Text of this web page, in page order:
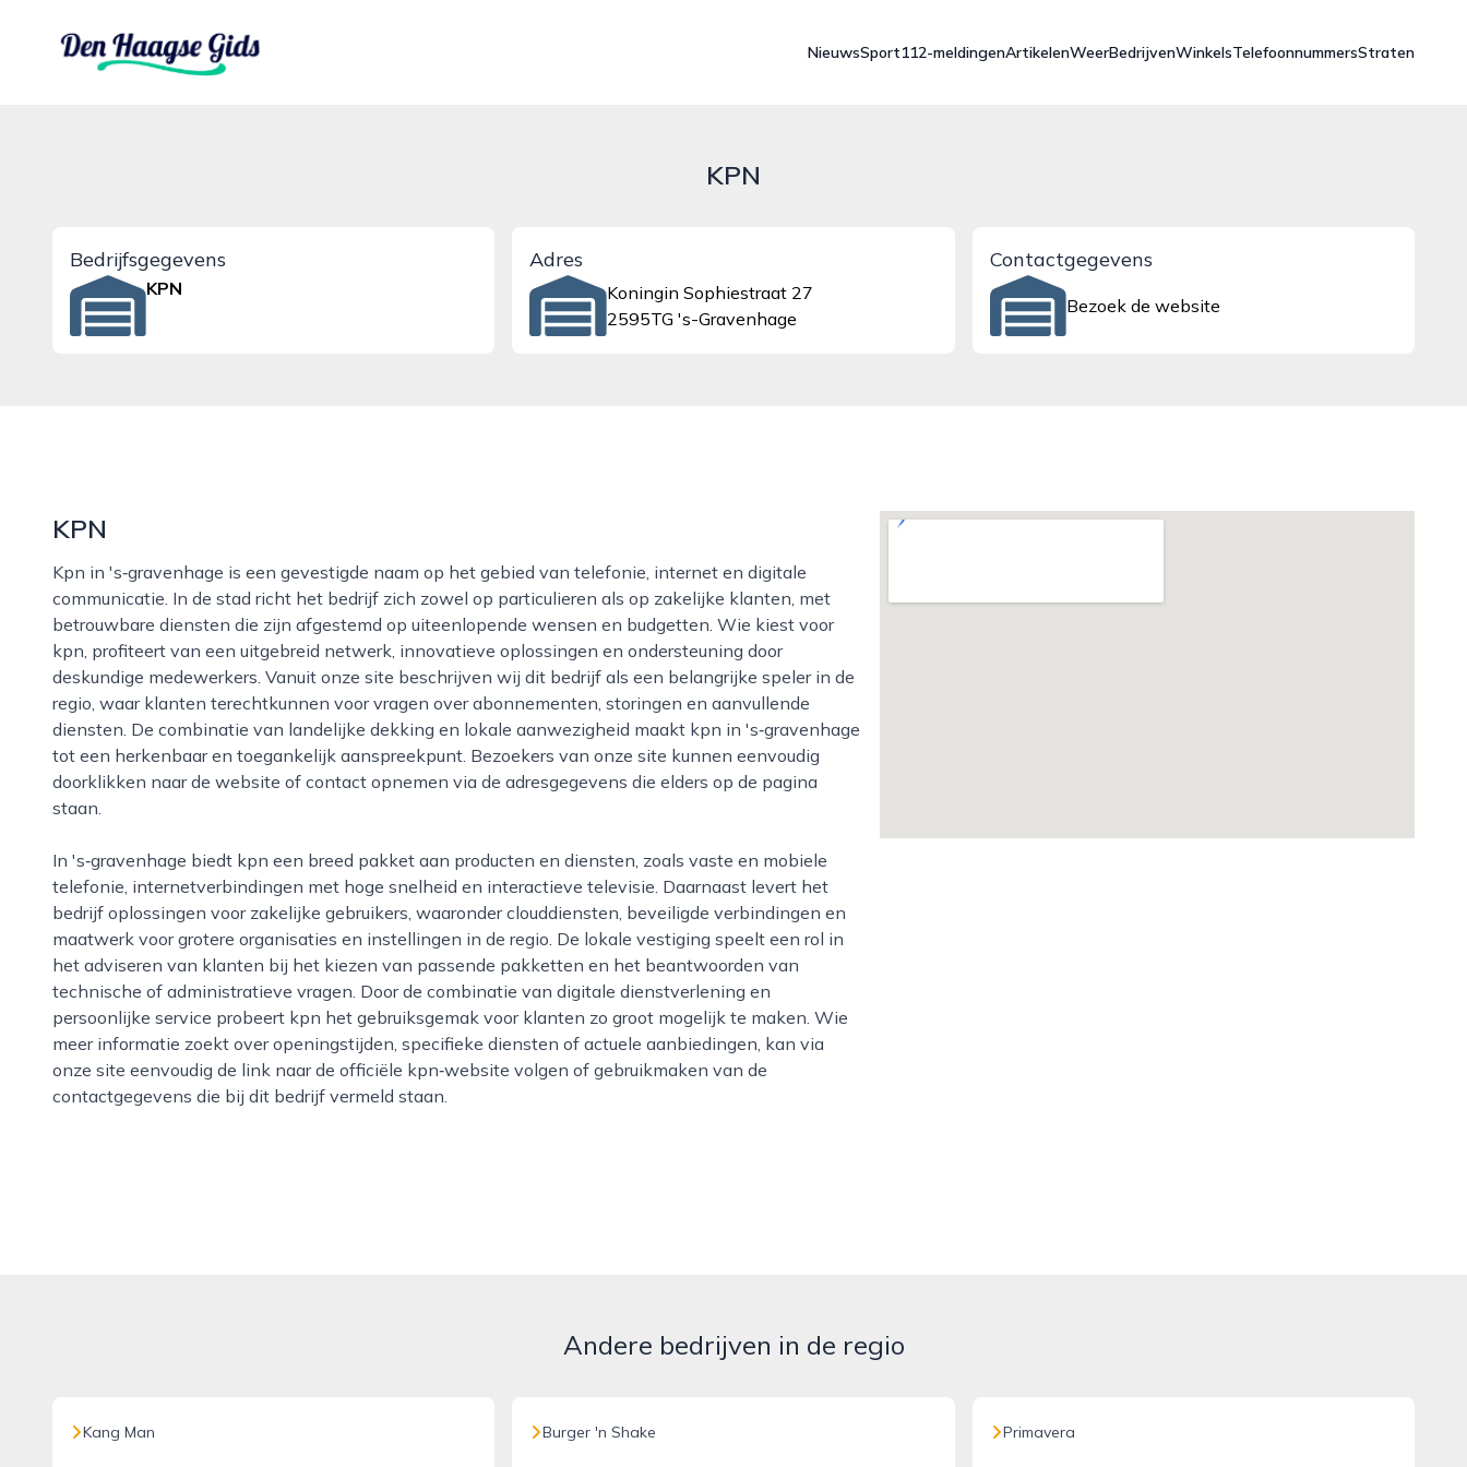
denhaagsegids.nl
NieuwsSport112-meldingenArtikelenWeerBedrijvenWinkelsTelefoonnummersStraten
KPN
Bedrijfsgegevens
KPN
Adres
Koningin Sophiestraat 27
2595TG 's-Gravenhage
Contactgegevens
Bezoek de website
KPN
Kpn in 's‑gravenhage is een gevestigde naam op het gebied van telefonie, internet en digitale
communicatie. In de stad richt het bedrijf zich zowel op particulieren als op zakelijke klanten, met
betrouwbare diensten die zijn afgestemd op uiteenlopende wensen en budgetten. Wie kiest voor
kpn, profiteert van een uitgebreid netwerk, innovatieve oplossingen en ondersteuning door
deskundige medewerkers. Vanuit onze site beschrijven wij dit bedrijf als een belangrijke speler in de
regio, waar klanten terechtkunnen voor vragen over abonnementen, storingen en aanvullende
diensten. De combinatie van landelijke dekking en lokale aanwezigheid maakt kpn in 's‑gravenhage
tot een herkenbaar en toegankelijk aanspreekpunt. Bezoekers van onze site kunnen eenvoudig
doorklikken naar de website of contact opnemen via de adresgegevens die elders op de pagina
staan.
In 's‑gravenhage biedt kpn een breed pakket aan producten en diensten, zoals vaste en mobiele
telefonie, internetverbindingen met hoge snelheid en interactieve televisie. Daarnaast levert het
bedrijf oplossingen voor zakelijke gebruikers, waaronder clouddiensten, beveiligde verbindingen en
maatwerk voor grotere organisaties en instellingen in de regio. De lokale vestiging speelt een rol in
het adviseren van klanten bij het kiezen van passende pakketten en het beantwoorden van
technische of administratieve vragen. Door de combinatie van digitale dienstverlening en
persoonlijke service probeert kpn het gebruiksgemak voor klanten zo groot mogelijk te maken. Wie
meer informatie zoekt over openingstijden, specifieke diensten of actuele aanbiedingen, kan via
onze site eenvoudig de link naar de officiële kpn‑website volgen of gebruikmaken van de
contactgegevens die bij dit bedrijf vermeld staan.
Andere bedrijven in de regio
Kang Man Burger 'n Shake Primavera